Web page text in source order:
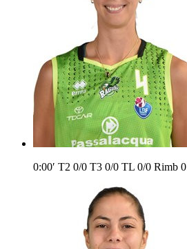
0:00′ T2 0/0 T3 0/0 TL 0/0 Rimb 0